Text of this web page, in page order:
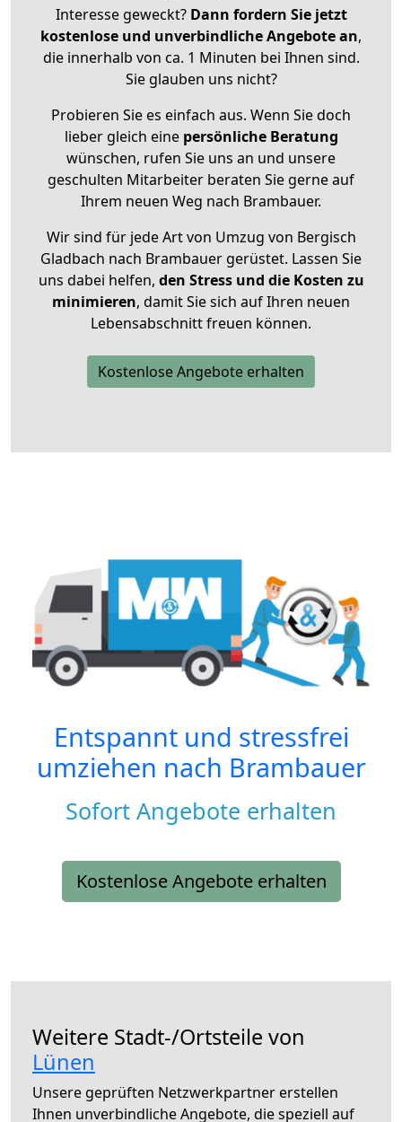
Interesse geweckt? Dann fordern Sie jetzt
kostenlose und unverbindliche Angebote an,
die innerhalb von ca. 1 Minuten bei Ihnen sind.
Sie glauben uns nicht?
Probieren Sie es einfach aus. Wenn Sie doch
lieber gleich eine persönliche Beratung
wünschen, rufen Sie uns an und unsere
geschulten Mitarbeiter beraten Sie gerne auf
Ihrem neuen Weg nach Brambauer.
Wir sind für jede Art von Umzug von Bergisch
Gladbach nach Brambauer gerüstet. Lassen Sie
uns dabei helfen, den Stress und die Kosten zu
minimieren, damit Sie sich auf Ihren neuen
Lebensabschnitt freuen können.
Kostenlose Angebote erhalten
Entspannt und stressfrei
umziehen nach Brambauer
Sofort Angebote erhalten
Kostenlose Angebote erhalten
Weitere Stadt-/Ortsteile von
Lünen
Unsere geprüften Netzwerkpartner erstellen
Ihnen unverbindliche Angebote, die speziell auf